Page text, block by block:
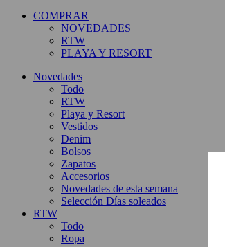
COMPRAR
NOVEDADES
RTW
PLAYA Y RESORT
Novedades
Todo
RTW
Playa y Resort
Vestidos
Denim
Bolsos
Zapatos
Accesorios
Novedades de esta semana
Selección Días soleados
RTW
Todo
Ropa